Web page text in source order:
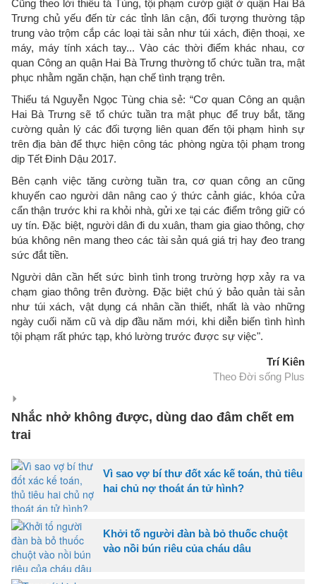
Cũng theo lời thiếu tá Tùng, tội phạm cướp giật ở quận Hai Bà
Trưng chủ yếu đến từ các tỉnh lân cận, đối tượng thường tập
trung vào trộm cắp các loại tài sản như túi xách, điện thoại, xe
máy, máy tính xách tay... Vào các thời điểm khác nhau, cơ
quan Công an quận Hai Bà Trưng thường tổ chức tuần tra, mật
phục nhằm ngăn chặn, hạn chế tình trạng trên.
Thiếu tá Nguyễn Ngọc Tùng chia sẻ: “Cơ quan Công an quận
Hai Bà Trưng sẽ tổ chức tuần tra mật phục để truy bắt, tăng
cường quản lý các đối tượng liên quan đến tội phạm hình sự
trên địa bàn để thực hiện công tác phòng ngừa tội phạm trong
dịp Tết Đinh Dậu 2017.
Bên cạnh việc tăng cường tuần tra, cơ quan công an cũng
khuyến cao người dân nâng cao ý thức cảnh giác, khóa cửa
cẩn thận trước khi ra khỏi nhà, gửi xe tại các điểm trông giữ có
uy tín. Đặc biệt, người dân đi du xuân, tham gia giao thông, chợ
búa không nên mang theo các tài sản quá giá trị hay đeo trang
sức đắt tiền.
Người dân cần hết sức bình tình trong trường hợp xảy ra va
chạm giao thông trên đường. Đặc biệt chú ý bảo quản tài sản
như túi xách, vật dụng cá nhân cần thiết, nhất là vào những
ngày cuối năm cũ và dịp đầu năm mới, khi diễn biến tình hình
tội phạm rất phức tạp, khó lường trước được sự việc".
Trí Kiên
Theo Đời sống Plus
Nhắc nhở không được, dùng dao đâm chết em
trai
Vì sao vợ bí thư đốt xác kế toán, thủ tiêu
hai chủ nợ thoát án tử hình?
Khởi tố người đàn bà bỏ thuốc chuột
vào nồi bún riêu của cháu dâu